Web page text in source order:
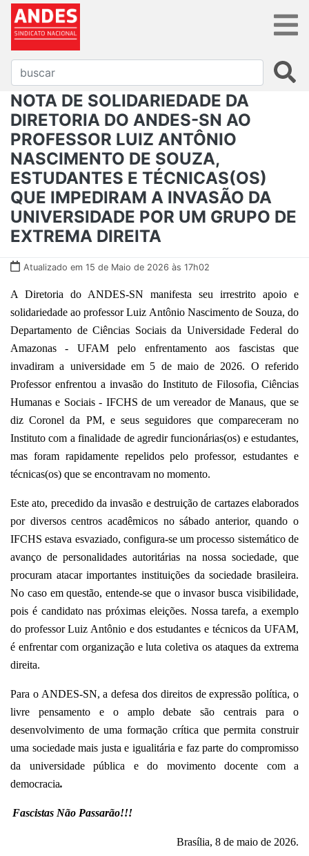
NOTA DE SOLIDARIEDADE DA
DIRETORIA DO ANDES-SN AO
PROFESSOR LUIZ ANTÔNIO
NASCIMENTO DE SOUZA,
ESTUDANTES E TÉCNICAS(OS)
QUE IMPEDIRAM A INVASÃO DA
UNIVERSIDADE POR UM GRUPO DE
EXTREMA DIREITA
Atualizado em 15 de Maio de 2026 às 17h02
A Diretoria do ANDES-SN manifesta seu irrestrito apoio e
solidariedade ao professor Luiz Antônio Nascimento de Souza, do
Departamento de Ciências Sociais da Universidade Federal do
Amazonas - UFAM pelo enfrentamento aos fascistas que
invadiram a universidade em 5 de maio de 2026. O referido
Professor enfrentou a invasão do Instituto de Filosofia, Ciências
Humanas e Sociais - IFCHS de um vereador de Manaus, que se
diz Coronel da PM, e seus seguidores que compareceram no
Instituto com a finalidade de agredir funcionárias(os) e estudantes,
mas foram rapidamente repelidos pelo professor, estudantes e
técnicas(os) que se encontravam no momento.
Este ato, precedido da invasão e destruição de cartazes elaborados
por diversos centros acadêmicos no sábado anterior, quando o
IFCHS estava esvaziado, configura-se um processo sistemático de
avanço de personalidades autoritárias na nossa sociedade, que
procuram atacar importantes instituições da sociedade brasileira.
No caso em questão, entende-se que o invasor busca visibilidade,
pois é candidato nas próximas eleições. Nossa tarefa, a exemplo
do professor Luiz Antônio e dos estudantes e técnicos da UFAM,
é enfrentar com organização e luta coletiva os ataques da extrema
direita.
Para o ANDES-SN, a defesa dos direitos de expressão política, o
livre pensamento e o amplo debate são centrais para o
desenvolvimento de uma formação crítica que permita construir
uma sociedade mais justa e igualitária e faz parte do compromisso
da universidade pública e do movimento docente com a
democracia.
Fascistas Não Passarão!!!
Brasília, 8 de maio de 2026.